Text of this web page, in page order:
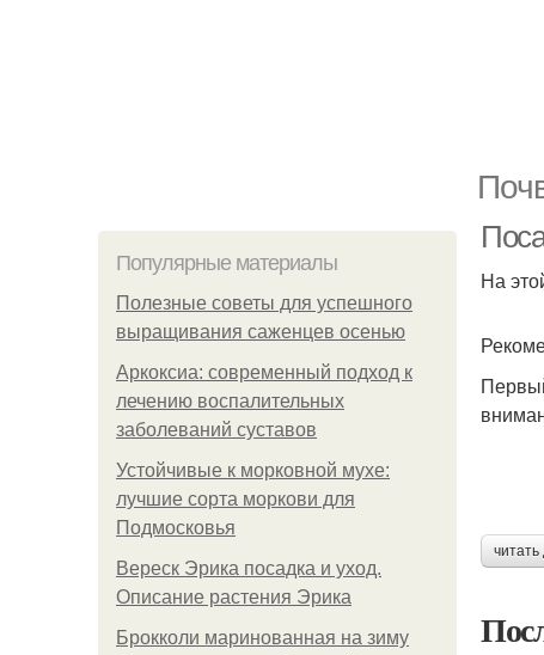
Популярные материалы
Полезные советы для успешного
выращивания саженцев осенью
Аркоксиа: современный подход к
лечению воспалительных
заболеваний суставов
Устойчивые к морковной мухе:
лучшие сорта моркови для
Подмосковья
Вереск Эрика посадка и уход.
Описание растения Эрика
Брокколи маринованная на зиму
На